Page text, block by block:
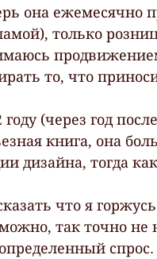
она ежемесячно
только
то, что
году (через год
книга, она
дизайна, тогда
что я
так точно не